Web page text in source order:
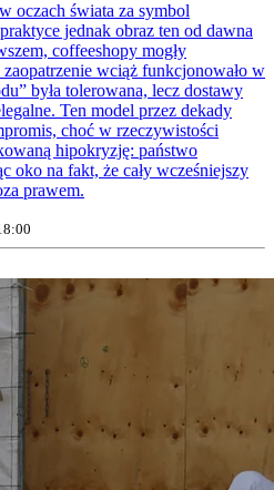
oczach świata za symbol
jednak obraz ten od dawna
coffeeshopy mogły
wciąż funkcjonowało w
była tolerowana, lecz dostawy
Ten model przez dekady
choć w rzeczywistości
hipokryzję: państwo
oko na fakt, że cały wcześniejszy
prawem.